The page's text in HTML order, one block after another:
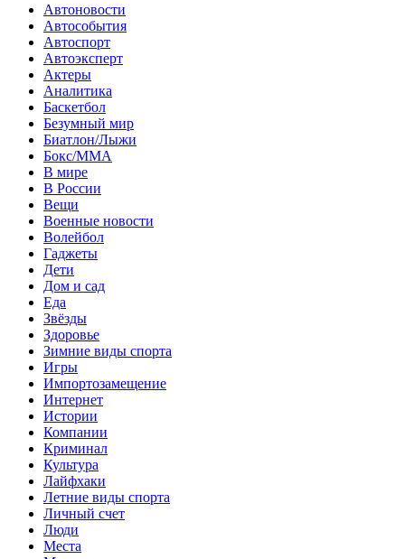
Автоновости
Автособытия
Автоспорт
Автоэксперт
Актеры
Аналитика
Баскетбол
Безумный мир
Биатлон/Лыжи
Бокс/MMA
В мире
В России
Вещи
Военные новости
Волейбол
Гаджеты
Дети
Дом и сад
Еда
Звёзды
Здоровье
Зимние виды спорта
Игры
Импортозамещение
Интернет
Истории
Компании
Криминал
Культура
Лайфхаки
Летние виды спорта
Личный счет
Люди
Места